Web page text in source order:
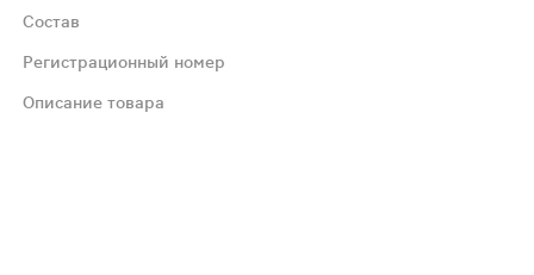
пациентов): очень часто (≥ 1/10), часто (≥1/
тракта. У одного пациента с
Состав
Регистрационный номер
Описание товара